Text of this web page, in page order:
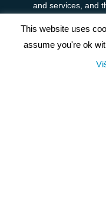
and services, and
This website uses
assume you're ok